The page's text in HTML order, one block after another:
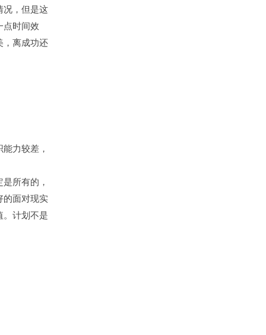
，但是这
点时间效
，离成功还
力较差，
所有的，
的面对现实
。计划不是